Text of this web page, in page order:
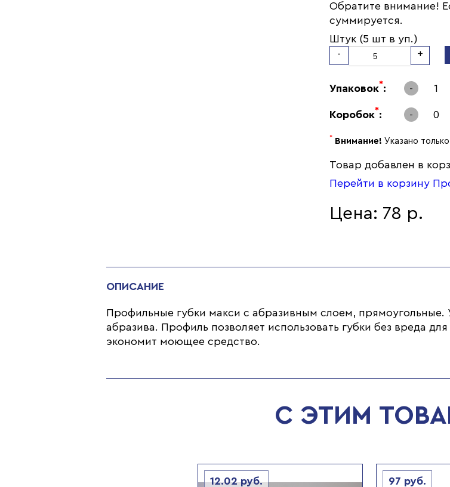
Обратите внимание!
суммируется.
Штук (5 шт в уп.)
-
+
Упаковок*: - 1
Коробок*: - 0
* Внимание! Указано
Товар добавлен в
Перейти в корзину
Цена: 78 р.
ОПИСАНИЕ
Профильные губки макси с абразивным слоем, прямоугольные.
абразива. Профиль позволяет использовать губки без вреда
экономит моющее средство.
С ЭТИМ
12.02руб. 97 руб.